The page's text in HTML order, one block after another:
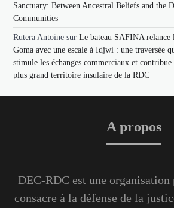
Sanctuary: Between Ancestral Beliefs and the
Communities
Rutera Antoine surLe bateau SAFINA relance
Goma avec une escale à Idjwi : une traversée
stimule les échanges commerciaux et contribue
plus grand territoire insulaire de la RDC
A propos
DEC-RDC est une organisation
consacre à la défense de la